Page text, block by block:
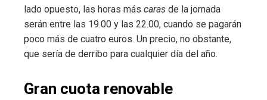
lado opuesto, las horas más caras de la jornada
serán entre las 19.00 y las 22.00, cuando se pagarán
poco más de cuatro euros. Un precio, no obstante,
que sería de derribo para cualquier día del año.
Gran cuota renovable